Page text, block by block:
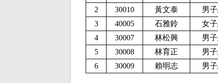
2
30010 黃文泰
男
3
40005 石雅鈴
女
4
30007 林松興
男
5
30008 林育正
男
6
30009 賴明志 男